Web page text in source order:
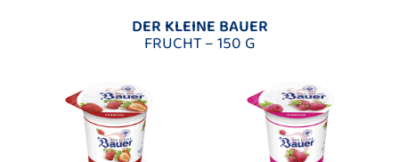
DER KLEINE BAUER
FRUCHT – 150 G